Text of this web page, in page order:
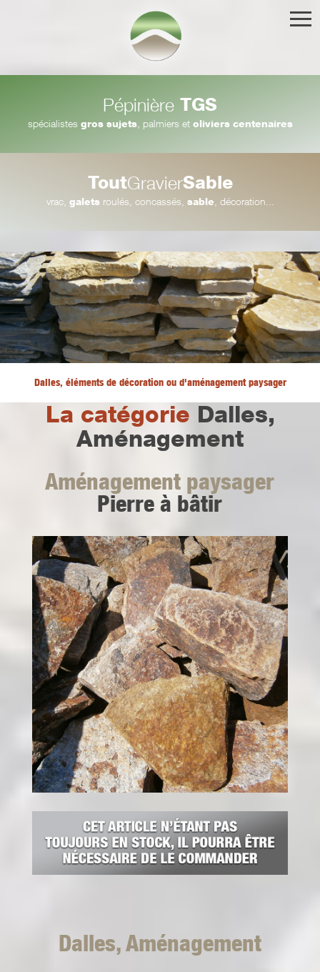
Pépinière TGS
spécialistes gros sujets, palmiers et oliviers centenaires
ToutGravierSable
vrac, galetsroulés, concassés, sable , décoration...
Dalles, éléments de décoration ou d'aménagement paysager
La catégorie Dalles,
Aménagement
Aménagement paysager
Pierre à bâtir
Dalles, Aménagement